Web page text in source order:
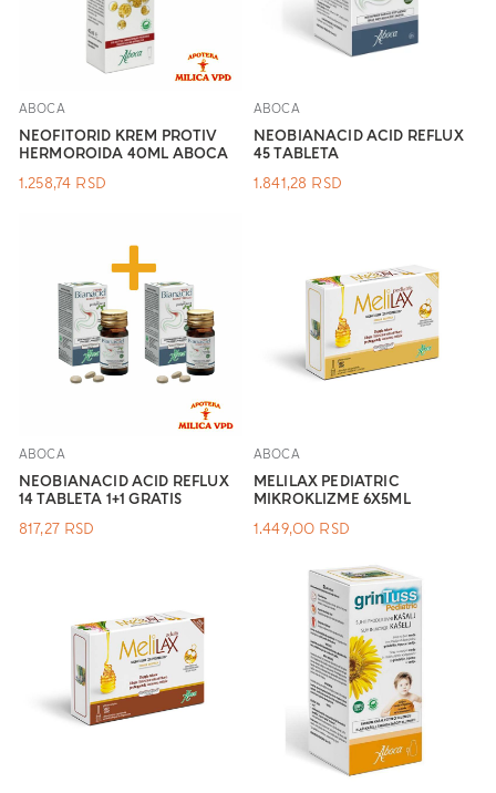
ABOCA
NEOFITORID KREM PROTIV
HERMOROIDA 40ML ABOCA
1.258,74 RSD
ABOCA
NEOBIANACID ACID REFLUX
45 TABLETA
1.841,28 RSD
ABOCA
NEOBIANACID ACID REFLUX
14 TABLETA 1+1 GRATIS
817,27 RSD
ABOCA
MELILAX PEDIATRIC
MIKROKLIZME 6X5ML
1.449,00 RSD